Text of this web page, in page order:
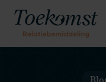
Meest gestelde vragen
Vraag gratis
085 - 130 6965